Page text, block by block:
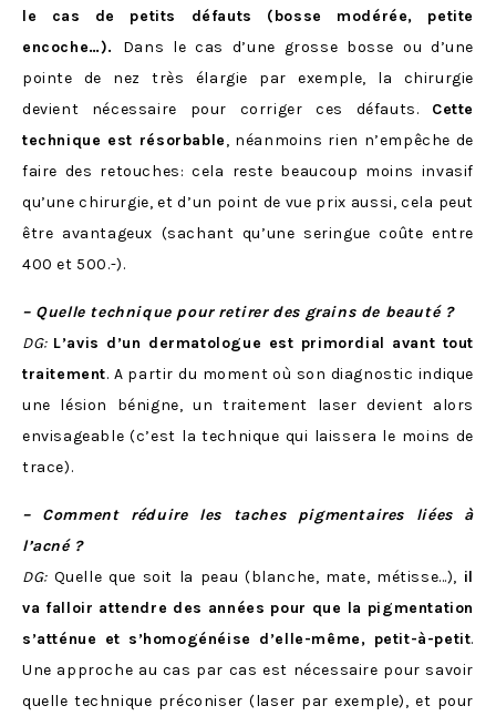
le cas de petits défauts (bosse modérée, petite
encoche…). Dans le cas d’une grosse bosse ou d’une
pointe de nez très élargie par exemple, la chirurgie
devient nécessaire pour corriger ces défauts. Cette
technique est résorbable, néanmoins rien n’empêche de
faire des retouches: cela reste beaucoup moins invasif
qu’une chirurgie, et d’un point de vue prix aussi, cela peut
être avantageux (sachant qu’une seringue coûte entre
400 et 500.-).
– Quelle technique pour retirer des grains de beauté ?
DG: L’avis d’un dermatologue est primordial avant tout
traitement. A partir du moment où son diagnostic indique
une lésion bénigne, un traitement laser devient alors
envisageable (c’est la technique qui laissera le moins de
trace).
– Comment réduire les taches pigmentaires liées à
l’acné ?
DG:Quelle que soit la peau (blanche, mate, métisse…), il
va falloir attendre des années pour que la pigmentation
s’atténue et s’homogénéise d’elle-même, petit-à-petit.
Une approche au cas par cas est nécessaire pour savoir
quelle technique préconiser (laser par exemple), et pour